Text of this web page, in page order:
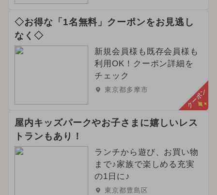
◇お得な「1名無料」クーポンをお見逃し
なく◇
新規会員様も既存会員様も
利用OK！クーポン詳細を
チェック
東京都多摩市 クーポン
屋内キッズパークやお子さまに嬉しいレス
トランもあり！
ランチから遊び、お買い物
まで♪家族で楽しめる充実
の1日に♪
東京都豊島区